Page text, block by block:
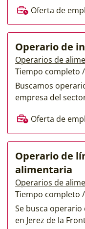
Oferta de
Operario de
Operarios de
Tiempo completo
Buscamos
empresa del
Oferta de
Operario de
alimentaria
Operarios de
Tiempo completo
Se busca
en Jerez de la